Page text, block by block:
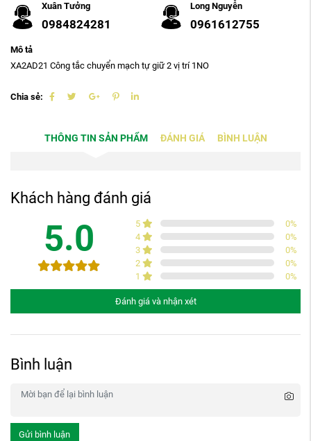
Xuân Tưởng
0984824281
Long Nguyễn
0961612755
Mô tả
XA2AD21 Công tắc chuyển mạch tự giữ 2 vị trí 1NO
Chia sẻ:
THÔNG TIN SẢN PHẨM ĐÁNH GIÁ BÌNH LUẬN
Khách hàng đánh giá
5.0 5 0%
4
0%
3
0%
2
0%
1
0%
Đánh giá và nhận xét
Bình luận
Gửi bình luận